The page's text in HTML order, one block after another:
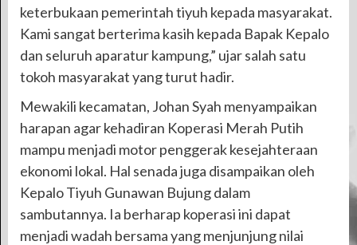
keterbukaan pemerintah tiyuh kepada masyarakat.
Kami sangat berterima kasih kepada Bapak Kepalo
dan seluruh aparatur kampung,” ujar salah satu
tokoh masyarakat yang turut hadir.
Mewakili kecamatan, Johan Syah menyampaikan
harapan agar kehadiran Koperasi Merah Putih
mampu menjadi motor penggerak kesejahteraan
ekonomi lokal. Hal senada juga disampaikan oleh
Kepalo Tiyuh Gunawan Bujung dalam
sambutannya. Ia berharap koperasi ini dapat
menjadi wadah bersama yang menjunjung nilai